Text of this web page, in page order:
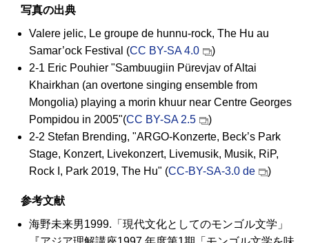
写真の出典
Valere jelic, Le groupe de hunnu-rock, The Hu au
Samar’ock Festival (CC BY-SA 4.0
)
2-1 Eric Pouhier "Sambuugiin Pürevjav of Altai
Khairkhan (an overtone singing ensemble from
Mongolia) playing a morin khuur near Centre Georges
Pompidou in 2005"(CC BY-SA 2.5
)
2-2 Stefan Brending, "ARGO-Konzerte, Beck’s Park
Stage, Konzert, Livekonzert, Livemusik, Musik, RiP,
Rock I, Park 2019, The Hu" (CC-BY-SA-3.0 de )
参考文献
海野未来男1999.「現代文化としてのモンゴル文学」